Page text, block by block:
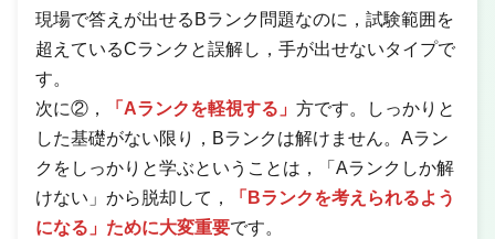
現場で答えが出せるBランク問題なのに，試験範囲を
超えているCランクと誤解し，手が出せないタイプで
す。
次に②，
「Aランクを軽視する」 方です。しっかりと
した基礎がない限り，Bランクは解けません。Aラン
クをしっかりと学ぶということは，「Aランクしか解
けない」から脱却して，
「Bランクを考えられるよう
になる」ために大変重要です。